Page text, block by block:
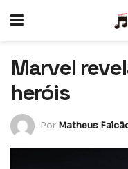
Marvel
heróis
Por Matheus